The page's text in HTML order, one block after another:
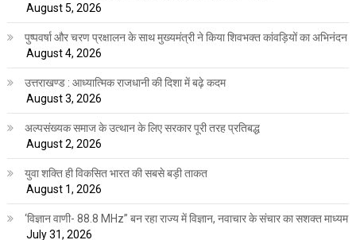
August 5, 2026
पुष्पवर्षा और चरण प्रक्षालन के साथ मुख्यमंत्री ने किया शिवभक्त कांवड़ियों का अभिनंदन
August 4, 2026
उत्तराखण्ड : आध्यात्मिक राजधानी की दिशा में बढ़े कदम
August 3, 2026
अल्पसंख्यक समाज के उत्थान के लिए सरकार पूरी तरह प्रतिबद्ध
August 2, 2026
युवा शक्ति ही विकसित भारत की सबसे बड़ी ताकत
August 1, 2026
‘विज्ञान वाणी- 88.8 MHz” बन रहा राज्य में विज्ञान, नवाचार के संचार का सशक्त माध्यम
July 31, 2026